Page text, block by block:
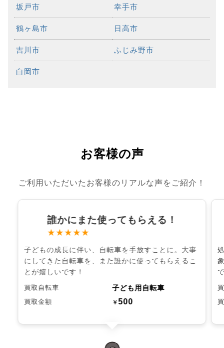
坂戸市 幸手市
鶴ヶ島市 日高市
吉川市 ふじみ野市
白岡市
お客様の声
ご利用いただいたお客様のリアルな声をご紹介！
誰かにまた使ってもらえる！
★★★★★
子どもの成長に伴い、自転車を手放すことに。大事
にしてきた自転車を、また誰かに使ってもらえるこ
とが嬉しいです！
買取自転車 子ども用自転車
買取金額 ￥500